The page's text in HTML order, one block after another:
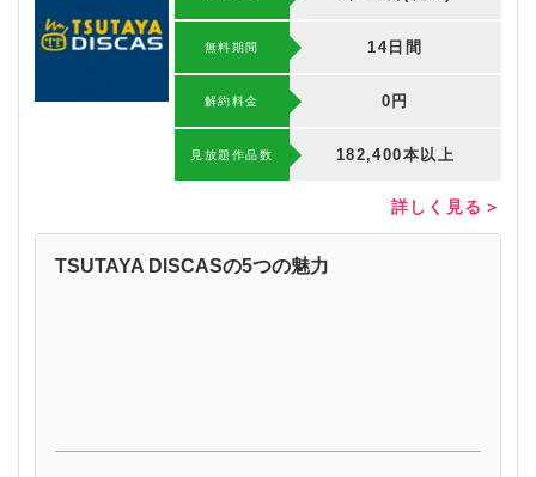
無料期間 14日間
解約料⾦ 0円
⾒放題作品数 182,400本以上
詳しく見る＞
TSUTAYA DISCASの5つの魅力